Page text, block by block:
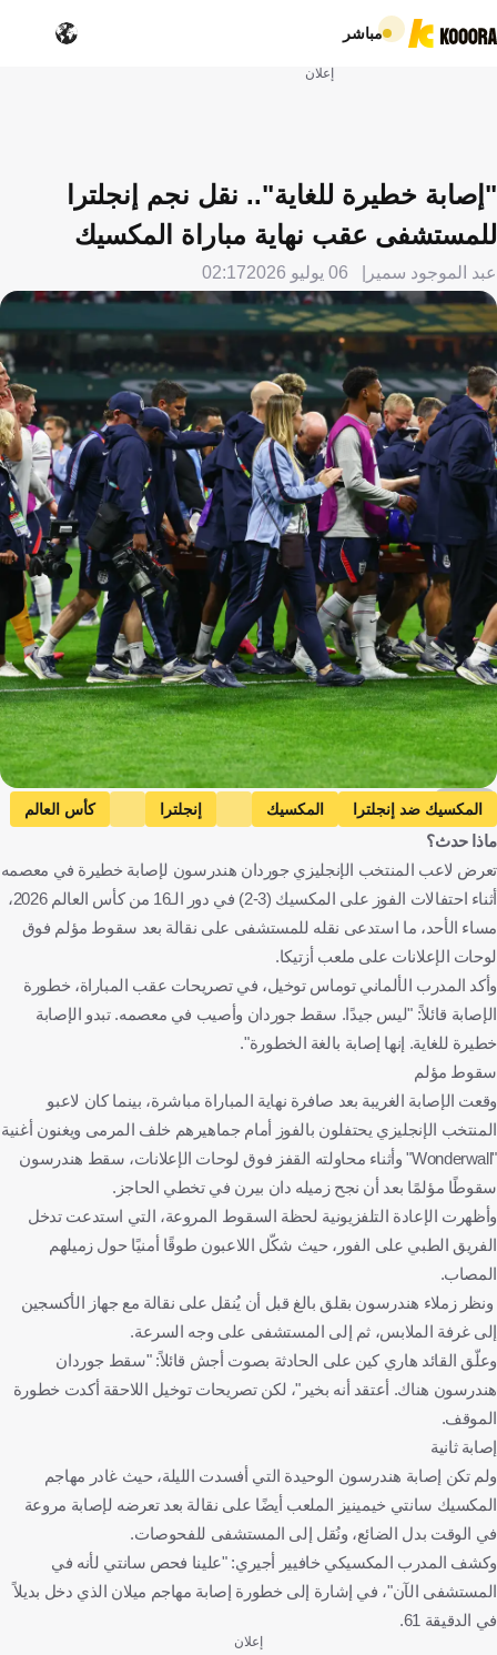
مباشر
إعلان
"إصابة خطيرة للغاية".. نقل نجم إنجلترا
للمستشفى عقب نهاية مباراة المكسيك
عبد الموجود سمير 06 يوليو 2026 02:17
Imago
المكسيك ضد إنجلترا المكسيك إنجلترا
كأس العالم
جوردان هندرسون
ماذا حدث؟
تعرض لاعب المنتخب الإنجليزي جوردان هندرسون لإصابة خطيرة في معصمه
أثناء احتفالات الفوز على المكسيك (3-2) في دور الـ16 من كأس العالم 2026،
مساء الأحد، ما استدعى نقله للمستشفى على نقالة بعد سقوط مؤلم فوق
لوحات الإعلانات على ملعب أزتيكا.
وأكد المدرب الألماني توماس توخيل، في تصريحات عقب المباراة، خطورة
الإصابة قائلاً: "ليس جيدًا. سقط جوردان وأصيب في معصمه. تبدو الإصابة
خطيرة للغاية. إنها إصابة بالغة الخطورة".
سقوط مؤلم
وقعت الإصابة الغريبة بعد صافرة نهاية المباراة مباشرة، بينما كان لاعبو
المنتخب الإنجليزي يحتفلون بالفوز أمام جماهيرهم خلف المرمى ويغنون أغنية
"Wonderwall" وأثناء محاولته القفز فوق لوحات الإعلانات، سقط هندرسون
سقوطًا مؤلمًا بعد أن نجح زميله دان بيرن في تخطي الحاجز.
وأظهرت الإعادة التلفزيونية لحظة السقوط المروعة، التي استدعت تدخل
الفريق الطبي على الفور، حيث شكّل اللاعبون طوقًا أمنيًا حول زميلهم
المصاب.
ونظر زملاء هندرسون بقلق بالغ قبل أن يُنقل على نقالة مع جهاز الأكسجين
إلى غرفة الملابس، ثم إلى المستشفى على وجه السرعة.
وعلّق القائد هاري كين على الحادثة بصوت أجش قائلاً: "سقط جوردان
هندرسون هناك. أعتقد أنه بخير"، لكن تصريحات توخيل اللاحقة أكدت خطورة
الموقف.
إصابة ثانية
ولم تكن إصابة هندرسون الوحيدة التي أفسدت الليلة، حيث غادر مهاجم
المكسيك سانتي خيمينيز الملعب أيضًا على نقالة بعد تعرضه لإصابة مروعة
في الوقت بدل الضائع، ونُقل إلى المستشفى للفحوصات.
وكشف المدرب المكسيكي خافيير أجيري: "علينا فحص سانتي لأنه في
المستشفى الآن"، في إشارة إلى خطورة إصابة مهاجم ميلان الذي دخل بديلاً
في الدقيقة 61.
إعلان